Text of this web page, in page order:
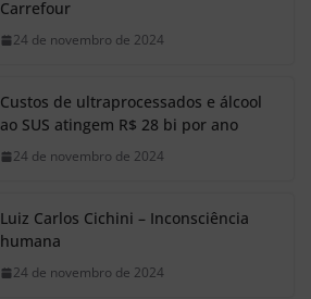
Carrefour
24 de novembro de 2024
Custos de ultraprocessados e álcool
ao SUS atingem R$ 28 bi por ano
24 de novembro de 2024
Luiz Carlos Cichini – Inconsciência
humana
24 de novembro de 2024